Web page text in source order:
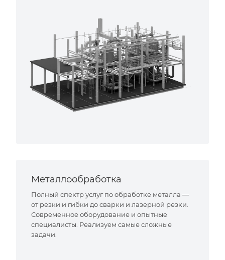
Металлообработка
Полный спектр услуг по обработке металла —
от резки и гибки до сварки и лазерной резки.
Современное оборудование и опытные
специалисты. Реализуем самые сложные
задачи.